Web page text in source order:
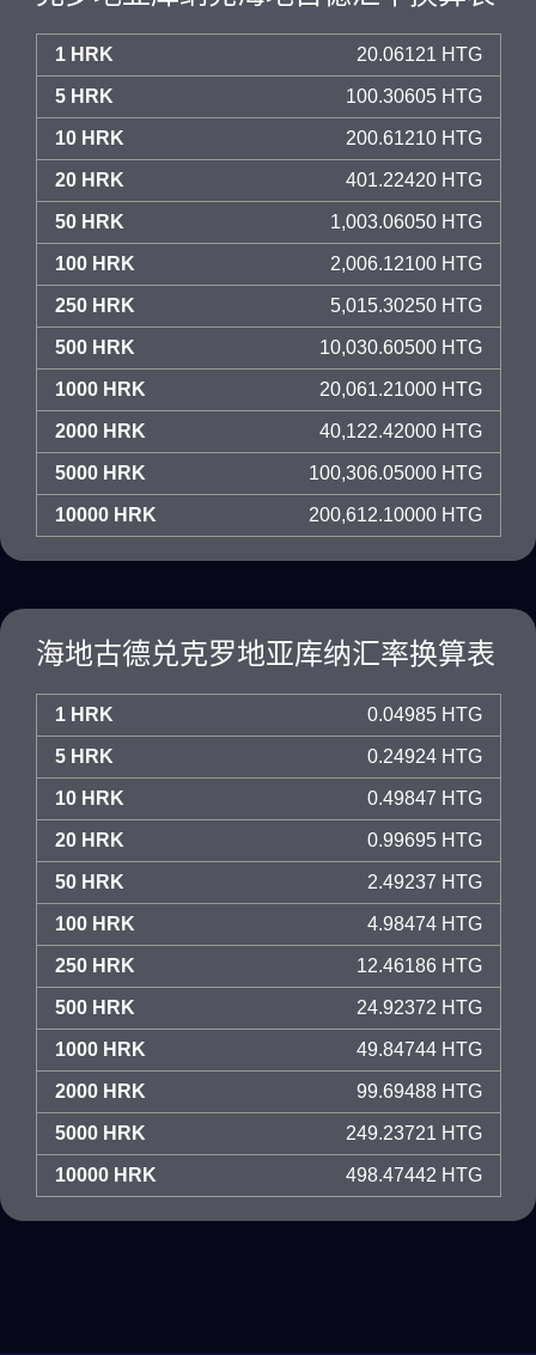
1 HRK 20.06121 HTG
5 HRK 100.30605 HTG
10 HRK 200.61210 HTG
20 HRK 401.22420 HTG
50 HRK 1,003.06050 HTG
100 HRK 2,006.12100 HTG
250 HRK 5,015.30250 HTG
500 HRK 10,030.60500 HTG
1000 HRK 20,061.21000 HTG
2000 HRK 40,122.42000 HTG
5000 HRK 100,306.05000 HTG
10000 HRK 200,612.10000 HTG
海地古德兑克罗地亚库纳汇率换算表
1 HRK 0.04985 HTG
5 HRK 0.24924 HTG
10 HRK 0.49847 HTG
20 HRK 0.99695 HTG
50 HRK 2.49237 HTG
100 HRK 4.98474 HTG
250 HRK 12.46186 HTG
500 HRK 24.92372 HTG
1000 HRK 49.84744 HTG
2000 HRK 99.69488 HTG
5000 HRK 249.23721 HTG
10000 HRK 498.47442 HTG